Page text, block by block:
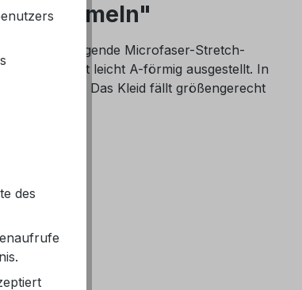
Ärmeln"
zu tragende Microfaser-Stretch-
Das Kleid ist leicht A-förmig ausgestellt. In
Gr. 42. Das Kleid fällt größengerecht
des